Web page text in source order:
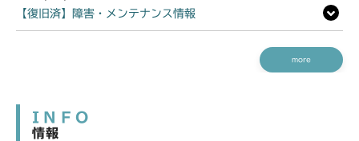
【復旧済】障害・メンテナンス情報
more
INFO
情報